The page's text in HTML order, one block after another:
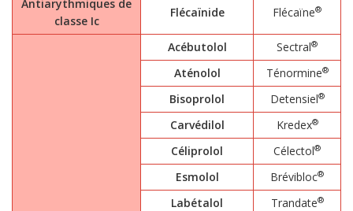
Antiarythmiques de
classe Ic
Flécaïnide Flécaïne®
Acébutolol Sectral®
Aténolol Ténormine®
Bisoprolol Detensiel®
Carvédilol Kredex®
Céliprolol Célectol®
Esmolol Brévibloc®
Labétalol Trandate®